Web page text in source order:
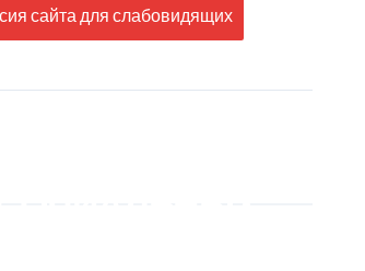
сайта для слабовидящих